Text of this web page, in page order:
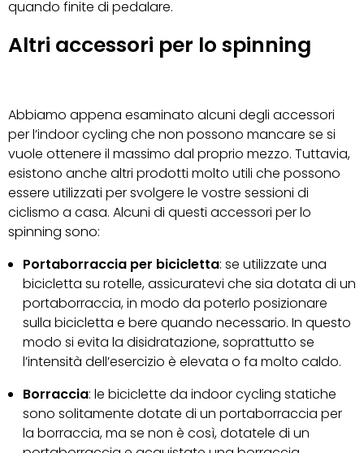
quando finite di pedalare.
Altri accessori per lo spinning
Abbiamo appena esaminato alcuni degli accessori
per l’indoor cycling che non possono mancare se si
vuole ottenere il massimo dal proprio mezzo. Tuttavia,
esistono anche altri prodotti molto utili che possono
essere utilizzati per svolgere le vostre sessioni di
ciclismo a casa. Alcuni di questi accessori per lo
spinning sono:
Portaborraccia per bicicletta: se utilizzate una
bicicletta su rotelle, assicuratevi che sia dotata di un
portaborraccia, in modo da poterlo posizionare
sulla bicicletta e bere quando necessario. In questo
modo si evita la disidratazione, soprattutto se
l’intensità dell’esercizio è elevata o fa molto caldo.
Borraccia: le biciclette da indoor cycling statiche
sono solitamente dotate di un portaborraccia per
la borraccia, ma se non è così, dotatele di un